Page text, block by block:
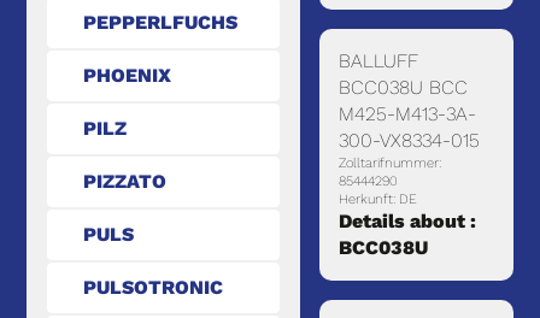
PEPPERLFUCHS
PHOENIX
PILZ
PIZZATO
PULS
PULSOTRONIC
BALLUFF
BCC038U BCC
M425-M413-3A-
300-VX8334-015
Zolltarifnummer:
85444290
Herkunft: DE
Details about :
BCC038U